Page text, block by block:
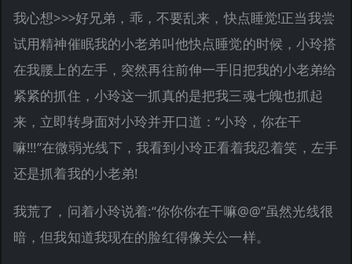
我心想>>>好兄弟，乖，不要乱来，快点睡觉!正当我尝
试用精神催眠我的小老弟叫他快点睡觉的时候，小玲搭
在我腰上的左手，突然再往前伸一手旧把我的小老弟给
紧紧的抓住，小玲这一抓真的是把我三魂七魄也抓起
来，立即转身面对小玲并开口道：“小玲，你在干
嘛!!!”在微弱光线下，我看到小玲正看着我忍着笑，左手
还是抓着我的小老弟!
我荒了，问着小玲说着:“你你你在干嘛@@”虽然光线很
暗，但我知道我现在的脸红得像关公一样。